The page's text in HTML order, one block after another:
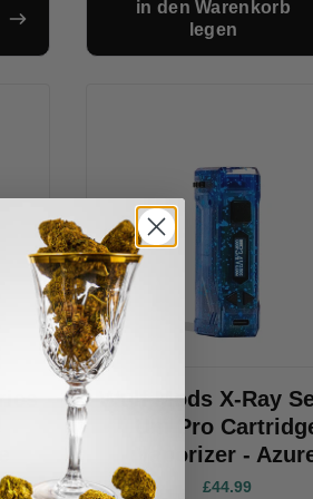
in den Warenkorb
legen
Wulf Mods X-Ray
Uni Pro
Vaporizer -
£44.99